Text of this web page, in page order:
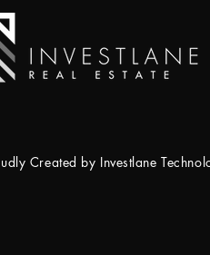
Created by Investlane